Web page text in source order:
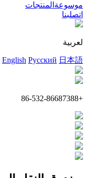
موسوعةالمنتجات
اتصلبنا
لعربية
English Русский 日本語
+86-532-86687388